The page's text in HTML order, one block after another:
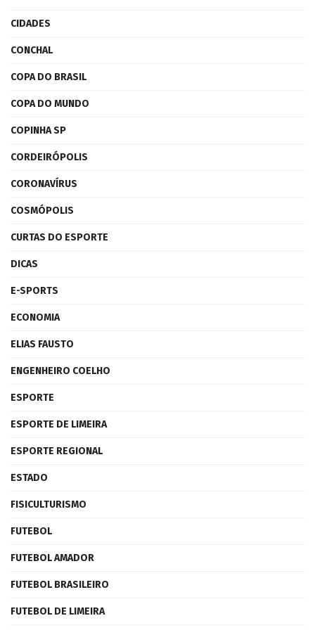
CIDADES
CONCHAL
COPA DO BRASIL
COPA DO MUNDO
COPINHA SP
CORDEIRÓPOLIS
CORONAVÍRUS
COSMÓPOLIS
CURTAS DO ESPORTE
DICAS
E-SPORTS
ECONOMIA
ELIAS FAUSTO
ENGENHEIRO COELHO
ESPORTE
ESPORTE DE LIMEIRA
ESPORTE REGIONAL
ESTADO
FISICULTURISMO
FUTEBOL
FUTEBOL AMADOR
FUTEBOL BRASILEIRO
FUTEBOL DE LIMEIRA